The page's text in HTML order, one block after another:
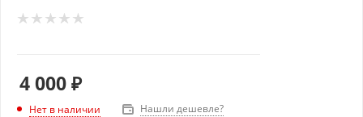
4 000₽
Нет в наличии Нашли дешевле?